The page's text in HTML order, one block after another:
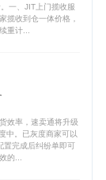
一、JIT上门揽收服
揽收到仓一体价格，
重计...
效率，速卖通将升级
中。已灰度商家可以
置完成后纠纷单即可
的...